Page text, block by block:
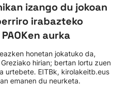
izango du jokoan
irabazteko
aurka
honetan jokatuko da,
hirian; bertan lortu zuen
urtebete. EITBk, kirolakeitb.eus
emanen du neurketa.